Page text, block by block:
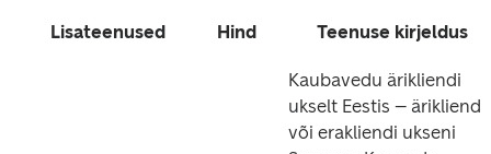
Lisateenused Hind Teenuse kirjeldus
Kaubavedu ärikliendi
ukselt Eestis – ärikliendi
või erakliendi ukseni